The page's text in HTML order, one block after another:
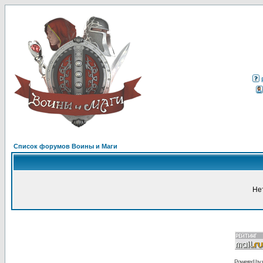
Список форумов Воины и Маги
Powered by